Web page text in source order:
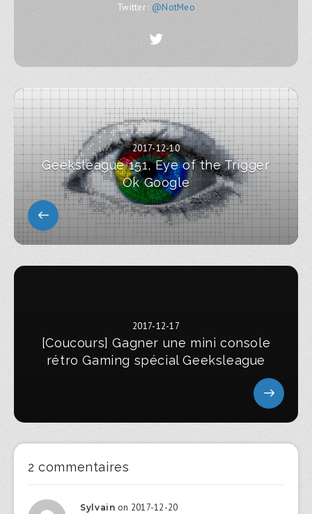
Twitter : @NotMeo
2017-12-10
Geeksleague 151, Eye of the Trigger
Ok Google
2017-12-17
[Coucours] Gagner une mini console
rétro Gaming spécial Geeksleague
2 commentaires
Sylvain on 2017-12-20